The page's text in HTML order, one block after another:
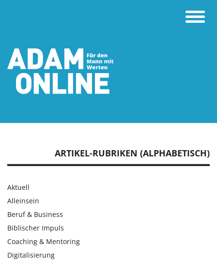
Toggle
ARTIKEL-RUBRIKEN (ALPHABETISCH)
Aktuell
Alleinsein
Beruf & Business
Biblischer Impuls
Coaching & Mentoring
Digitalisierung